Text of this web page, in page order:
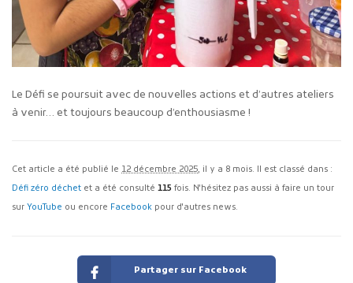
Le Défi se poursuit avec de nouvelles actions et d’autres ateliers
à venir… et toujours beaucoup d’enthousiasme !
Cet article a été publié le 12 décembre 2025, il y a 8 mois. Il est classé dans :
Défi zéro déchet et a été consulté 115 fois. N'hésitez pas aussi à faire un tour
sur YouTube ou encore Facebook pour d'autres news.
Partager sur Facebook